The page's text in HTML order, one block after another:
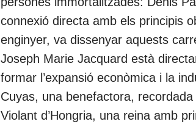
connexió directa amb els principis
enginyer, va dissenyar aquests
Joseph Marie Jacquard està
formar l’expansió econòmica i la
Cuyas, una benefactora,
Violant d’Hongria, una reina amb